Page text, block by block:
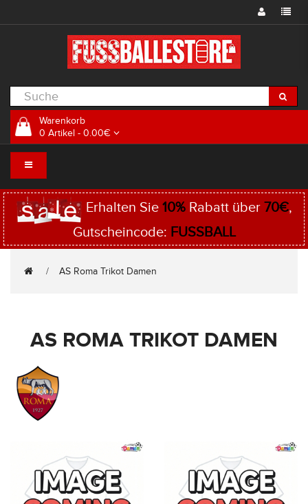
Warenkorb
0 Artikel - 0.00€
Erhalten Sie 10%Rabatt über 70€,
Gutscheincode: FUSSBALL
AS Roma Trikot Damen
AS ROMA TRIKOT DAMEN